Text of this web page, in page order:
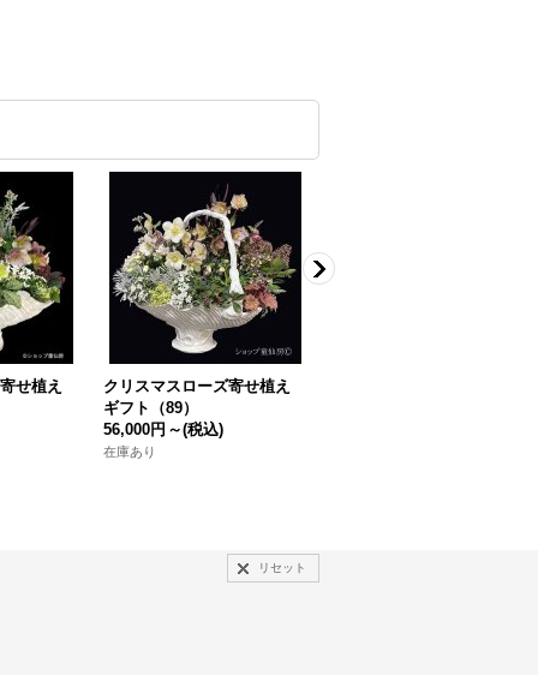
寄せ植え
クリスマスローズ寄せ植え
ギフト（89）
56,000円 ～(税込)
在庫あり
リセット